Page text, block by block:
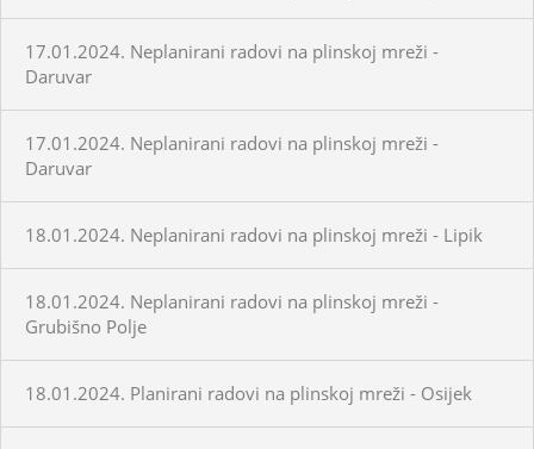
17.01.2024. Neplanirani radovi na plinskoj mreži -
Daruvar
17.01.2024. Neplanirani radovi na plinskoj mreži -
Daruvar
18.01.2024. Neplanirani radovi na plinskoj mreži - Lipik
18.01.2024. Neplanirani radovi na plinskoj mreži -
Grubišno Polje
18.01.2024. Planirani radovi na plinskoj mreži - Osijek